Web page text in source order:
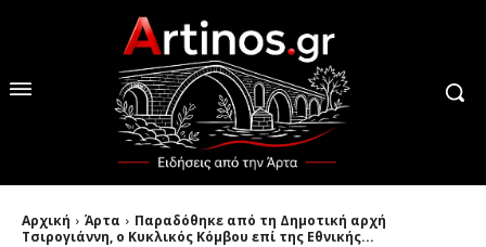
Αρχική Άρτα
Παραδόθηκε από τη Δημοτική αρχή
Τσιρογιάννη, ο Κυκλικός Κόμβου επί της Εθνικής...